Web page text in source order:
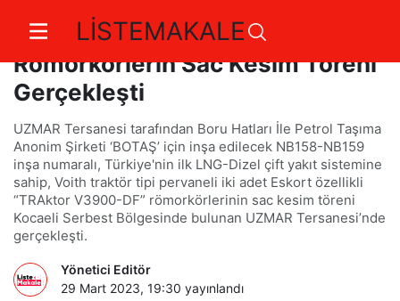
LİSTEMAKALE
BOTAŞ İçin İnşa Edilecek
Römorkörlerin Sac Kesim Töreni
Gerçekleşti
UZMAR Tersanesi tarafından Boru Hatları İle Petrol Taşıma
Anonim Şirketi ‘BOTAŞ’ için inşa edilecek NB158-NB159
inşa numaralı, Türkiye'nin ilk LNG-Dizel çift yakıt sistemine
sahip, Voith traktör tipi pervaneli iki adet Eskort özellikli
“TRAktor V3900-DF” römorkörlerinin sac kesim töreni
Kocaeli Serbest Bölgesinde bulunan UZMAR Tersanesi’nde
gerçekleşti.
Yönetici Editör
29 Mart 2023, 19:30 yayınlandı